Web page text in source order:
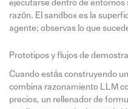
ejecutarse dentro de
razón. El sandbox es la
agente; observas lo que
Prototipos y flujos de
Cuando estás construyendo
combina razonamiento LLM
precios, un rellenador de